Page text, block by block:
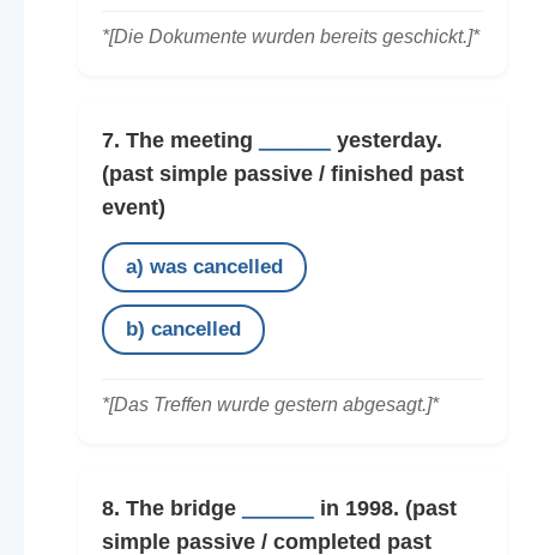
*[Die Dokumente wurden bereits geschickt.]*
7. The meeting
yesterday.
(past simple passive / finished past
event)
a) was cancelled
b) cancelled
*[Das Treffen wurde gestern abgesagt.]*
8. The bridge in 1998. (past
simple passive / completed past